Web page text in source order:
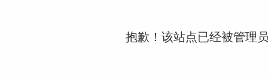
抱歉！该站点已经被管理